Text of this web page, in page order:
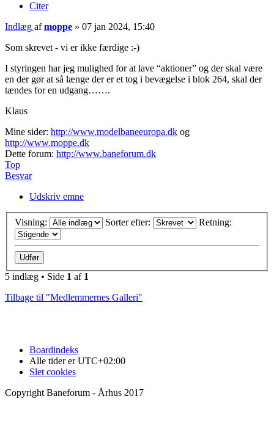
Citer
Indlæg afmoppe » 07 jan 2024, 15:40
Som skrevet - vi er ikke færdige :-)
I styringen har jeg mulighed for at lave “aktioner” og der skal være
en der gør at så længe der er et tog i bevægelse i blok 264, skal der
tændes for en udgang…….
Klaus
Mine sider: http://www.modelbaneeuropa.dk og
http://www.moppe.dk
Dette forum: http://www.baneforum.dk
Top
Besvar
Udskriv emne
Visning: Sorter efter: Retning:
5 indlæg • Side 1 af 1
Tilbage til "Medlemmernes Galleri"
Boardindeks
Alle tider erUTC+02:00
Slet cookies
Copyright Baneforum - Århus 2017